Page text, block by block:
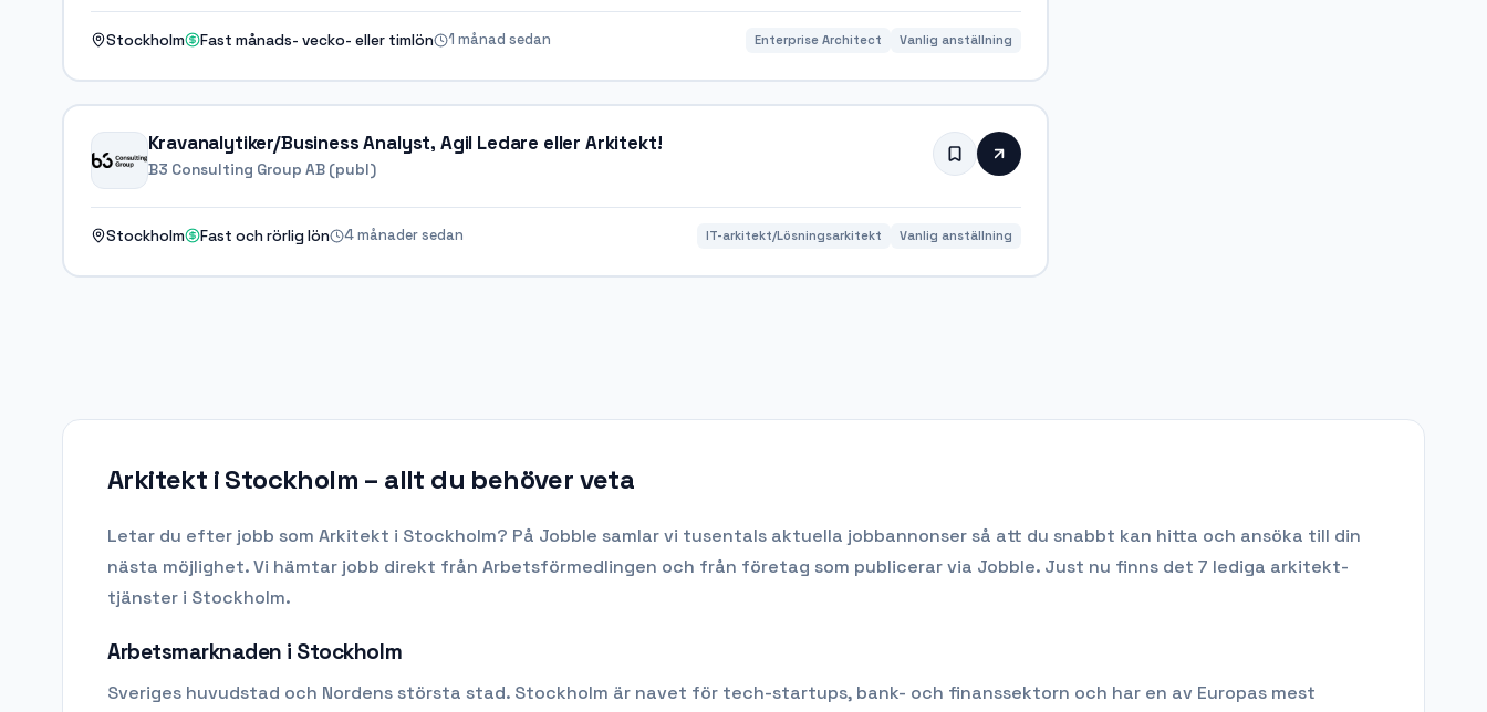
Stockholm Fast månads- vecko- eller timlön 1 månad sedan Enterprise Architect Vanlig anställning
Kravanalytiker/Business Analyst, Agil Ledare eller Arkitekt !
B3 Consulting Group AB (publ)
Stockholm Fast och rörlig lön 4 månader sedan IT-arkitekt/Lösningsarkitekt Vanlig anställning
Arkitekt i Stockholm – allt du behöver veta
Letar du efter jobb som Arkitekt i Stockholm? På Jobble samlar vi tusentals aktuella jobbannonser så att du snabbt kan hitta och ansöka till din
nästa möjlighet. Vi hämtar jobb direkt från Arbetsförmedlingen och från företag som publicerar via Jobble. Just nu finns det 7 lediga arkitekt-
tjänster i Stockholm.
Arbetsmarknaden i Stockholm
Sveriges huvudstad och Nordens största stad. Stockholm är navet för tech-startups, bank- och finanssektorn och har en av Europas mest